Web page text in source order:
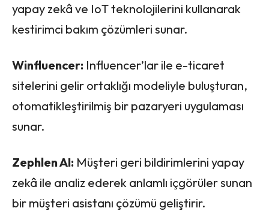
yapay zekâ ve IoT teknolojilerini kullanarak
kestirimci bakım çözümleri sunar.
Winfluencer: Influencer’lar ile e-ticaret
sitelerini gelir ortaklığı modeliyle buluşturan,
otomatikleştirilmiş bir pazaryeri uygulaması
sunar.
Zephlen AI: Müşteri geri bildirimlerini yapay
zekâ ile analiz ederek anlamlı içgörüler sunan
bir müşteri asistanı çözümü geliştirir.